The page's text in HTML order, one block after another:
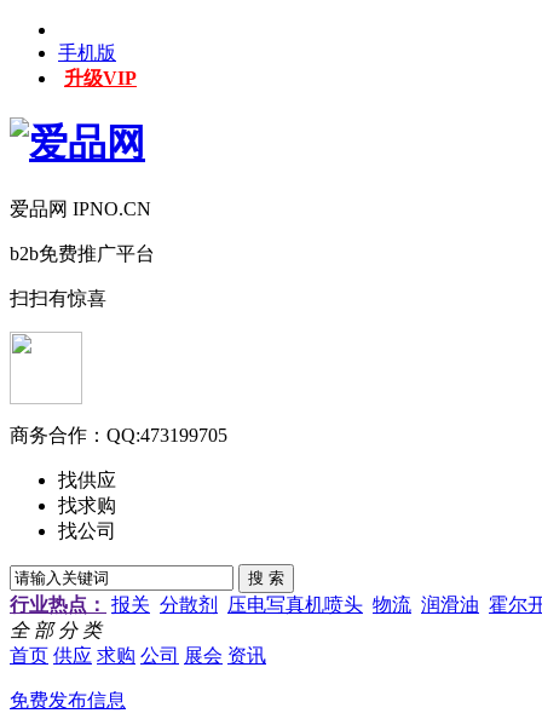
手机版
升级VIP
爱品网 IPNO.CN
b2b免费推广平台
扫扫有惊喜
商务合作： QQ:473199705
找供应
找求购
找公司
行业热点： 报关 分散剂 压电写真机喷头 物流 润滑油 霍尔
全 部 分 类
首页 供应 求购 公司 展会 资讯
免费发布信息